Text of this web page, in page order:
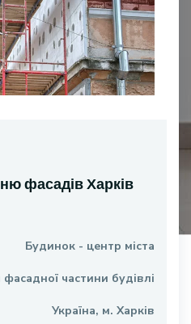
фасадів Харків
Будинок - центр міста
частини будівлі
Україна, м. Харків